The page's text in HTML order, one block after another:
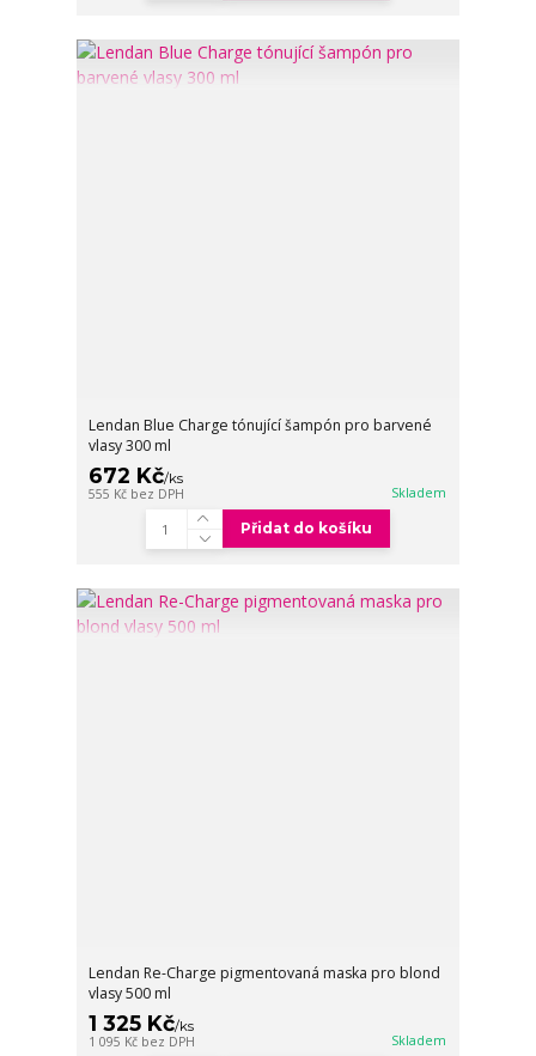
Lendan Blue Charge tónující šampón pro barvené
vlasy 300 ml
672 Kč/ks
555 Kč bez DPH Skladem
Přidat do košíku
Lendan Re-Charge pigmentovaná maska pro blond
vlasy 500 ml
1 325 Kč/ks
1 095 Kč bez DPH Skladem